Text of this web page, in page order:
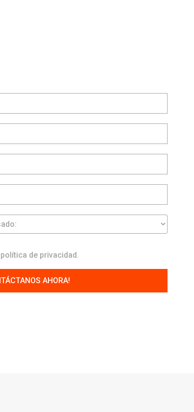
política de privacidad .